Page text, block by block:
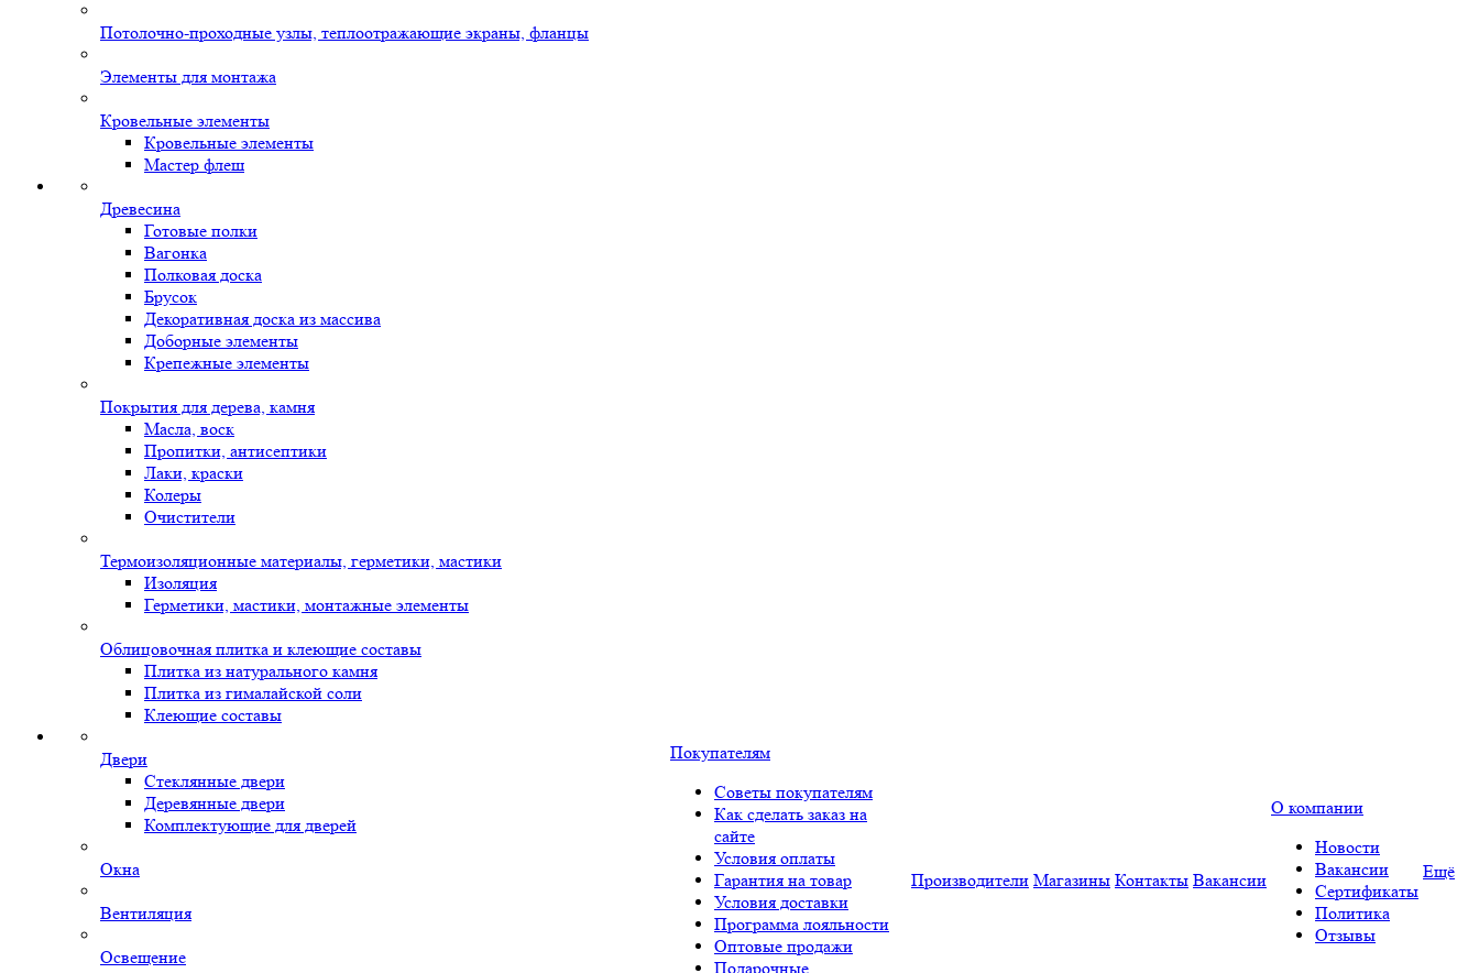
Потолочно-проходные узлы, теплоотражающие экраны, фланцы
Элементы для монтажа
Кровельные элементы
Кровельные элементы
Мастер флеш
Древесина
Готовые полки
Вагонка
Полковая доска
Брусок
Декоративная доска из массива
Доборные элементы
Крепежные элементы
Покрытия для дерева, камня
Масла, воск
Пропитки, антисептики
Лаки, краски
Колеры
Очистители
Термоизоляционные материалы, герметики, мастики
Изоляция
Герметики, мастики, монтажные элементы
Облицовочная плитка и клеющие составы
Плитка из натурального камня
Плитка из гималайской соли
Клеющие составы
Двери
Стеклянные двери
Деревянные двери
Комплектующие для дверей
Окна
Вентиляция
Освещение
Покупателям
Советы покупателям
Как сделать заказ на
сайте
Условия оплаты
Гарантия на товар
Условия доставки
Программа лояльности
Оптовые продажи
Подарочные
Производители Магазины Контакты Вакансии
О компании
Новости
Вакансии
Сертификаты
Политика
Отзывы
Ещё